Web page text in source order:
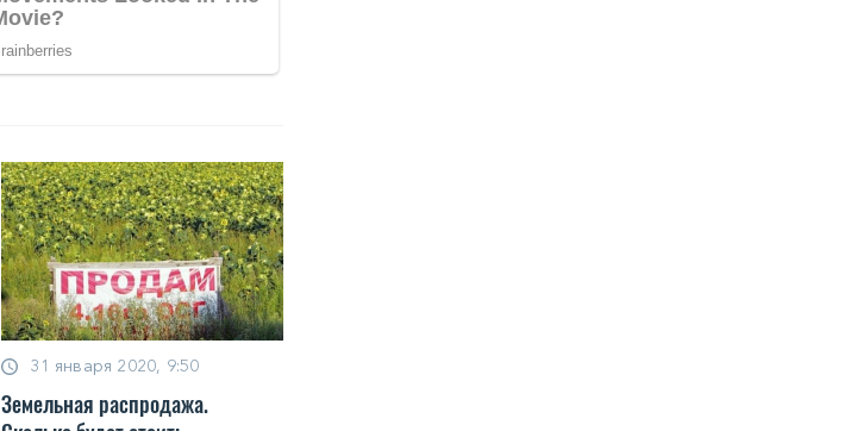
31 января 2020, 9:50
Земельная распродажа.